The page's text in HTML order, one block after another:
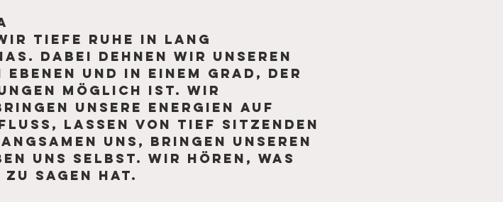
tiefe Ruhe in lang
Dabei dehnen wir unseren
und in einem Grad, der
möglich ist. Wir
unsere Energien auf
lassen von tief sitzenden
uns, bringen unseren
uns selbst. Wir hören, was
sagen hat.